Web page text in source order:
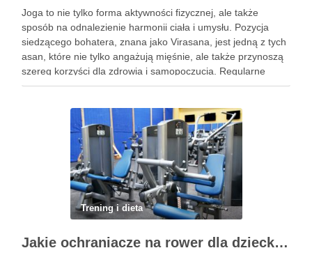
Joga to nie tylko forma aktywności fizycznej, ale także
sposób na odnalezienie harmonii ciała i umysłu. Pozycja
siedzącego bohatera, znana jako Virasana, jest jedną z tych
asan, które nie tylko angażują mięśnie, ale także przynoszą
szereg korzyści dla zdrowia i samopoczucia. Regularne
praktykowanie tej pozycji może poprawić elastyczność
Trening i dieta
Jakie ochraniacze na rower dla dziecka wybrać? Praktyczny poradnik